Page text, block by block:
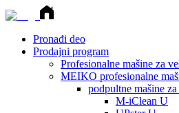
Pronađi deo
Prodajni program
Profesionalne mašine za
MEIKO profesionalne
podpultne mašine
M-iClean U